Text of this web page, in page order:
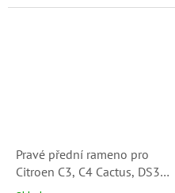
Pravé přední rameno pro
Citroen C3, C4 Cactus, DS3
(9803286480,